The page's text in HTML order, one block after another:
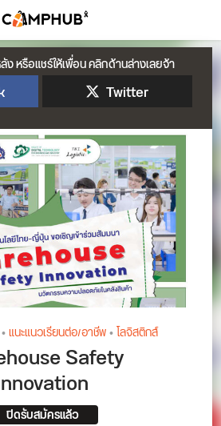
ง หรือแชร์ให้เพื่อน คลิกด้านล่างเลยจ้า
Twitter
•แนะแนวเรียนต่อ/อาชีพ•โลจิสติกส์
Safety
ปิดรับสมัครแล้ว